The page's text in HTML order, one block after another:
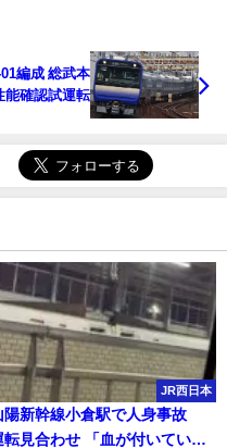
編成 総武本
能確認試運転
JR西日本
陽新幹線小倉駅で人身事故
転見合わせ 「血が付いてい